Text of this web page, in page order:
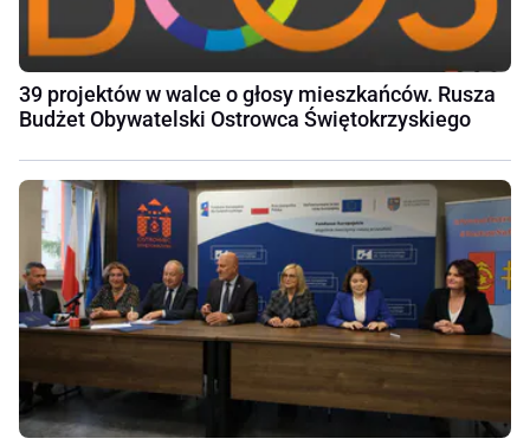
39 projektów w walce o głosy mieszkańców. Rusza
Budżet Obywatelski Ostrowca Świętokrzyskiego